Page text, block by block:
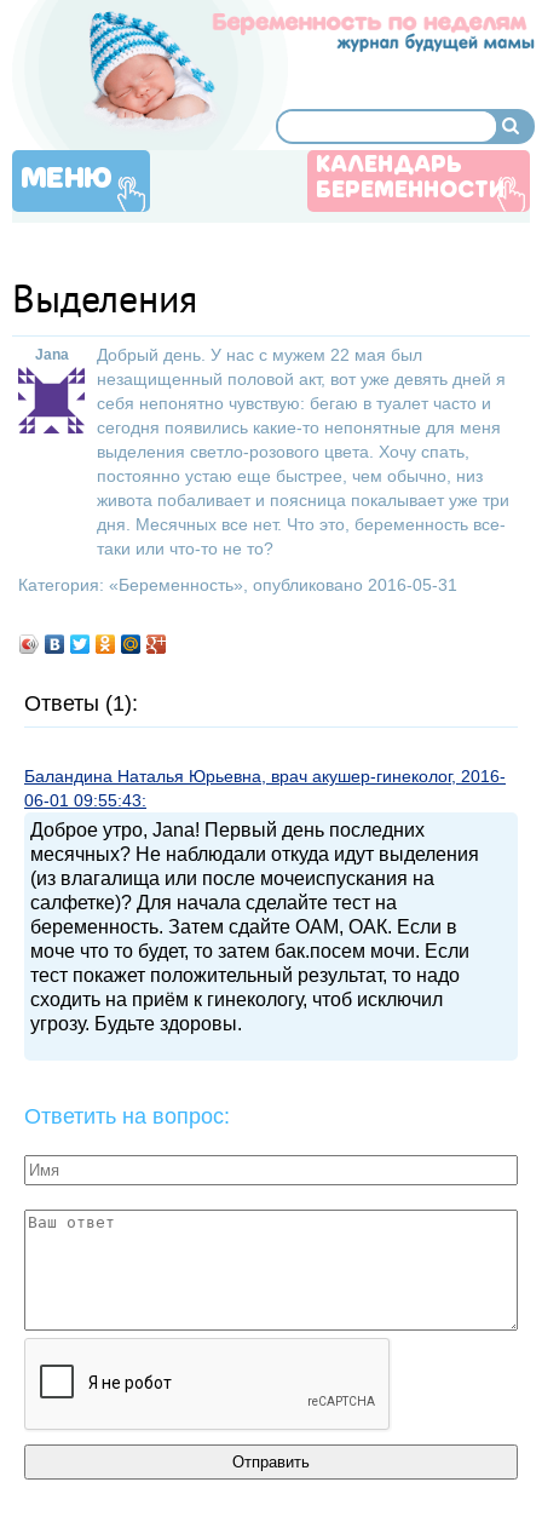
МЕНЮ
КАЛЕНДАРЬ
БЕРЕМЕННОСТИ
Выделения
Jana
Добрый день. У нас с мужем 22 мая был
незащищенный половой акт, вот уже девять дней я
себя непонятно чувствую: бегаю в туалет часто и
сегодня появились какие-то непонятные для меня
выделения светло-розового цвета. Хочу спать,
постоянно устаю еще быстрее, чем обычно, низ
живота побаливает и поясница покалывает уже три
дня. Месячных все нет. Что это, беременность все-
таки или что-то не то?
Категория: «Беременность», опубликовано 2016-05-31
Ответы (1):
Баландина Наталья Юрьевна, врач акушер-гинеколог, 2016-
06-01 09:55:43:
Доброе утро, Jana! Первый день последних
месячных? Не наблюдали откуда идут выделения
(из влагалища или после мочеиспускания на
салфетке)? Для начала сделайте тест на
беременность. Затем сдайте ОАМ, ОАК. Если в
моче что то будет, то затем бак.посем мочи. Если
тест покажет положительный результат, то надо
сходить на приём к гинекологу, чтоб исключил
угрозу. Будьте здоровы.
Ответить на вопрос: